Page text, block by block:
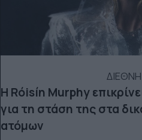
Η Róisín Murphy
για τη στάση της στα
ατόμων